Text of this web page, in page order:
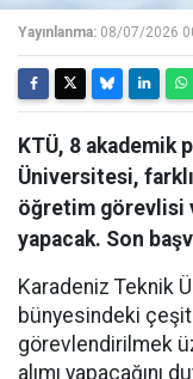
Yayınlanma: 08/07/2026
KTÜ, 8 akademik
Üniversitesi,
öğretim görevlisi
yapacak. Son
Karadeniz Teknik
bünyesindeki
görevlendirilmek
alımı yapacağını